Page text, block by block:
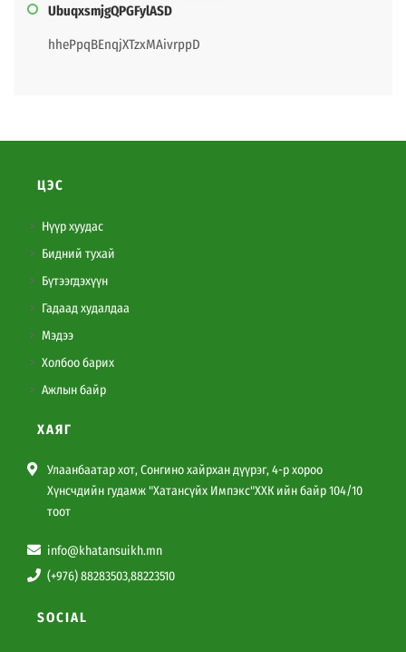
UbuqxsmjgQPGFylASD
hhePpqBEnqjXTzxMAivrppD
ЦЭС
Нүүр хуудас
Бидний тухай
Бүтээгдэхүүн
Гадаад худалдаа
Мэдээ
Холбоо барих
Ажлын байр
ХАЯГ
Улаанбаатар хот, Сонгино хайрхан дүүрэг, 4-р хороо
Хүнсчдийн гудамж "Хатансүйх Импэкс"ХХК ийн байр 104/10
тоот
info@khatansuikh.mn
(+976) 88283503,88223510
SOCIAL